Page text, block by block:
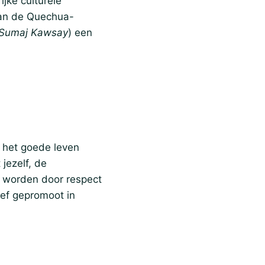
de Quechua-
Kawsay) een
goede leven
jezelf, de
door respect
gepromoot in